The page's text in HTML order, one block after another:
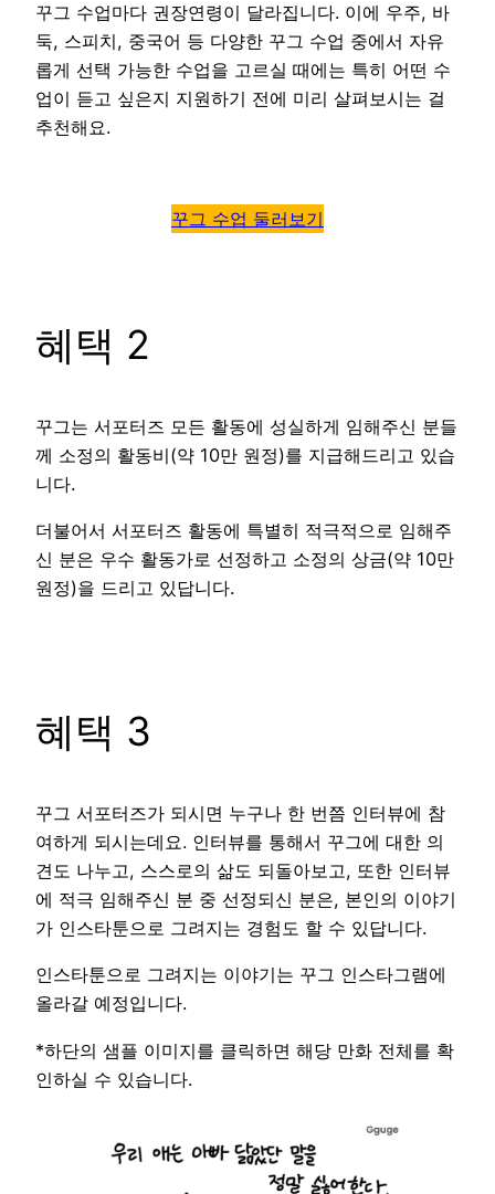
꾸그 수업마다 권장연령이 달라집니다. 이에 우주, 바
둑, 스피치, 중국어 등 다양한 꾸그 수업 중에서 자유
롭게 선택 가능한 수업을 고르실 때에는 특히 어떤 수
업이 듣고 싶은지 지원하기 전에 미리 살펴보시는 걸
추천해요.
꾸그 수업 둘러보기
혜택 2
꾸그는 서포터즈 모든 활동에 성실하게 임해주신 분들
께 소정의 활동비(약 10만 원정)를 지급해드리고 있습
니다.
더불어서 서포터즈 활동에 특별히 적극적으로 임해주
신 분은 우수 활동가로 선정하고 소정의 상금(약 10만
원정)을 드리고 있답니다.
혜택 3
꾸그 서포터즈가 되시면 누구나 한 번쯤 인터뷰에 참
여하게 되시는데요. 인터뷰를 통해서 꾸그에 대한 의
견도 나누고, 스스로의 삶도 되돌아보고, 또한 인터뷰
에 적극 임해주신 분 중 선정되신 분은, 본인의 이야기
가 인스타툰으로 그려지는 경험도 할 수 있답니다.
인스타툰으로 그려지는 이야기는 꾸그 인스타그램에
올라갈 예정입니다.
*하단의 샘플 이미지를 클릭하면 해당 만화 전체를 확
인하실 수 있습니다.